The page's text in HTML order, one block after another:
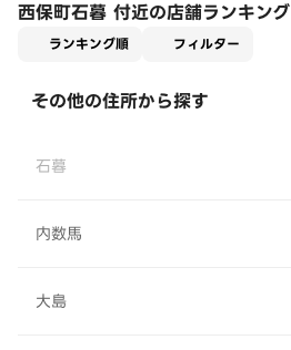
西保町石暮 付近の店舗ランキング
ランキング順 フィルター
その他の住所から探す
石暮
内数馬
大島